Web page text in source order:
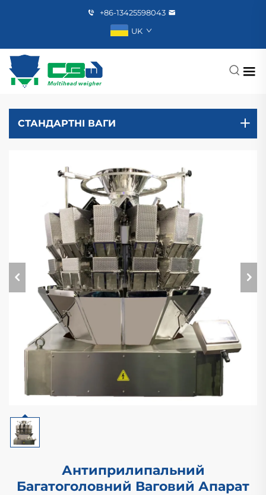
+86-13425598043
UK
СТАНДАРТНІ ВАГИ
Антиприлипальний
Багатоголовний Ваговий Апарат